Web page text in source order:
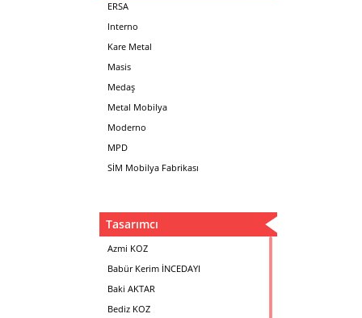
ERSA
Interno
Kare Metal
Masis
Medaş
Metal Mobilya
Moderno
MPD
SİM Mobilya Fabrikası
Tasarımcı
Azmi KOZ
Babür Kerim İNCEDAYI
Baki AKTAR
Bediz KOZ